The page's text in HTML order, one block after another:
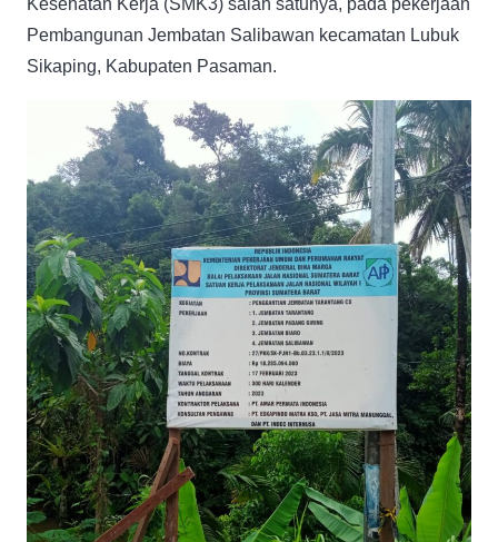
Pembangunan Jembatan Salibawan kecamatan Lubuk
Sikaping, Kabupaten Pasaman.